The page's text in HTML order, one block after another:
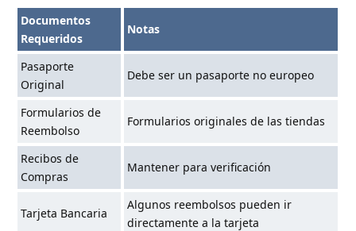
Documentos
Requeridos
Notas
Pasaporte
Original
Debe ser un pasaporte no europeo
Formularios de
Reembolso
Formularios originales de las tiendas
Recibos de
Compras
Mantener para verificación
Tarjeta Bancaria
Algunos reembolsos pueden ir
directamente a la tarjeta